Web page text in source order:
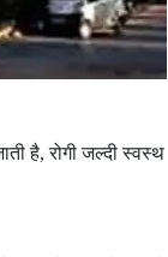
है, रोगी जल्दी स्वस्थ